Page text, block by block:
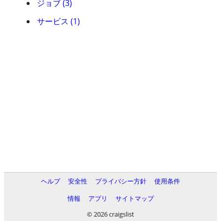
ジョブ (3)
サービス (1)
ヘルプ 安全性 プライバシー方針
使用条件
情報
アプリ
サイトマップ
© 2026 craigslist